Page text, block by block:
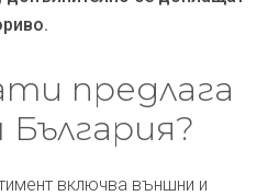
предлага
включва външни и